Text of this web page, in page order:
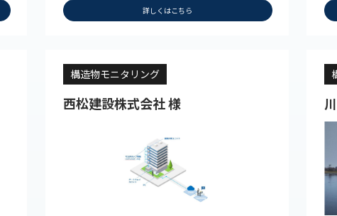
詳しくはこちら
構造物モニタリング
西松建設株式会社 様